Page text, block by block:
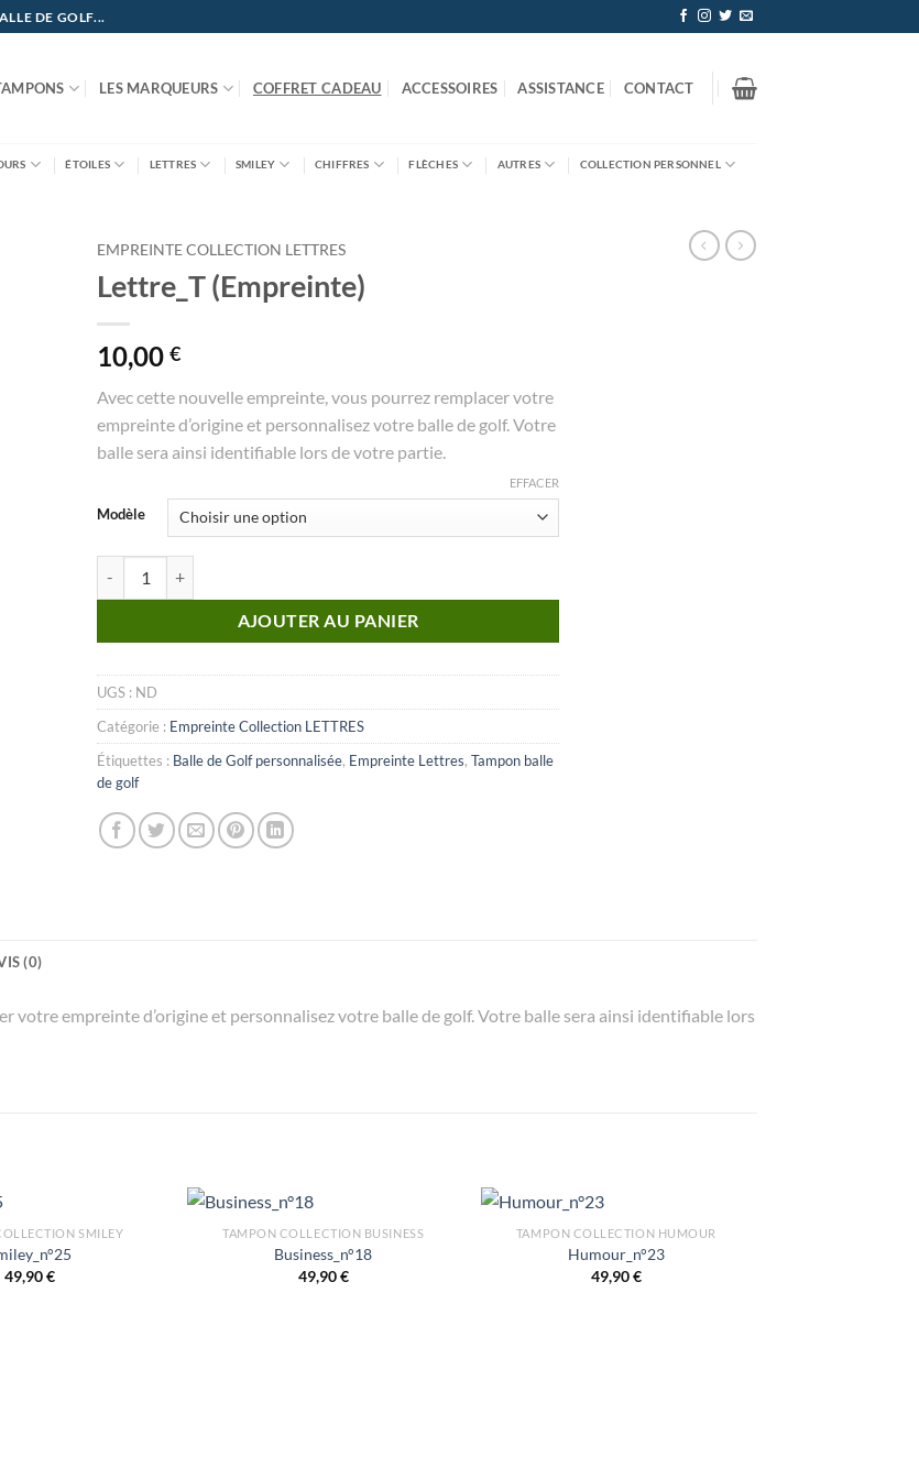
DE GOLF...
LES MARQUEURS COFFRET CADEAU ACCESSOIRES ASSISTANCE CONTACT
ÉTOILES LETTRES SMILEY CHIFFRES FLÈCHES AUTRES COLLECTION PERSONNEL
EMPREINTE COLLECTION LETTRES
Lettre_T (Empreinte)
10,00 €
Avec cette nouvelle empreinte, vous pourrez remplacer votre
empreinte d’origine et personnalisez votre balle de golf. Votre
balle sera ainsi identifiable lors de votre partie.
Modèle
EFFACER
AJOUTER AU PANIER
UGS : ND
Catégorie : Empreinte Collection LETTRES
Étiquettes : Balle de Golf personnalisée, Empreinte Lettres, Tampon balle
de golf
(0)
votre empreinte d’origine et personnalisez votre balle de golf. Votre balle sera ainsi identifiable lors
SMILEY
49,90€
TAMPON COLLECTION BUSINESS
Business_n°18
49,90€
TAMPON COLLECTION HUMOUR
Humour_n°23
49,90€